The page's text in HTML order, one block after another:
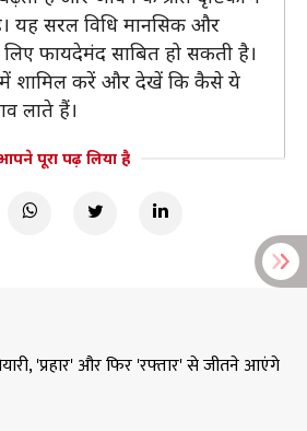
यह सरल विधि मानसिक और
लिए फायदेमंद साबित हो सकती है।
में शामिल करें और देखें कि कैसे ये
लाते हैं।
पूरा पढ़ लिया है
'प्रहार' और फिर 'रफ्तार' से जीतने आएंगे